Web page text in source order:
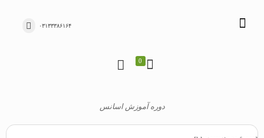
۰۳۱۳۳۳۸۶۱۶۴
0
دوره آموزش اسانس